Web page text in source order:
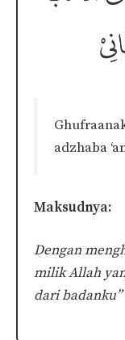
adzhaba
Maksudnya:
Dengan
milik Allah
dari badanku”